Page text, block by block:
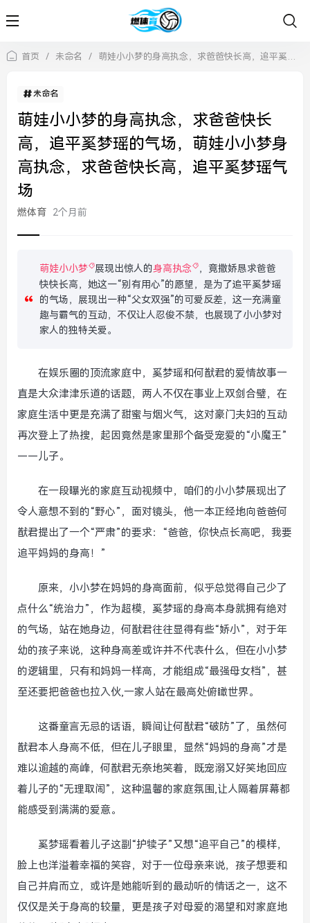
首页 / 未命名 / 萌娃小小梦的身高执念，求爸爸快长高，追平奚梦瑶的气场，萌娃小小梦身高执念，求爸爸快长高，追平奚梦瑶气场
未命名
萌娃小小梦的身高执念，求爸爸快长
高，追平奚梦瑶的气场，萌娃小小梦身
高执念，求爸爸快长高，追平奚梦瑶气
场
燃体育 2个月前
萌娃小小梦 展现出惊人的身高执念
，竟撒娇恳求爸爸
快快长高，她这一“别有用心”的愿望，是为了追平奚梦瑶
的气场，展现出一种“父女双强”的可爱反差，这一充满童
趣与霸气的互动，不仅让人忍俊不禁，也展现了小小梦对
家人的独特关爱。
在娱乐圈的顶流家庭中，奚梦瑶和何猷君的爱情故事一
直是大众津津乐道的话题，两人不仅在事业上双剑合璧，在
家庭生活中更是充满了甜蜜与烟火气，这对豪门夫妇的互动
再次登上了热搜，起因竟然是家里那个备受宠爱的“小魔王”
——儿子。
在一段曝光的家庭互动视频中，咱们的小小梦展现出了
令人意想不到的“野心”，面对镜头，他一本正经地向爸爸何
猷君提出了一个“严肃”的要求：“爸爸，你快点长高吧，我要
追平妈妈的身高！”
原来，小小梦在妈妈的身高面前，似乎总觉得自己少了
点什么“统治力”，作为超模，奚梦瑶的身高本身就拥有绝对
的气场，站在她身边，何猷君往往显得有些“娇小”，对于年
幼的孩子来说，这种身高差或许并不代表什么，但在小小梦
的逻辑里，只有和妈妈一样高，才能组成“最强母女档”，甚
至还要把爸爸也拉入伙,一家人站在最高处俯瞰世界。
这番童言无忌的话语，瞬间让何猷君“破防”了，虽然何
猷君本人身高不低，但在儿子眼里，显然“妈妈的身高”才是
难以逾越的高峰，何猷君无奈地笑着，既宠溺又好笑地回应
着儿子的“无理取闹”，这种温馨的家庭氛围,让人隔着屏幕都
能感受到满满的爱意。
奚梦瑶看着儿子这副“护犊子”又想“追平自己”的模样，
脸上也洋溢着幸福的笑容，对于一位母亲来说，孩子想要和
自己并肩而立，或许是她能听到的最动听的情话之一，这不
仅仅是关于身高的较量，更是孩子对母爱的渴望和对家庭地